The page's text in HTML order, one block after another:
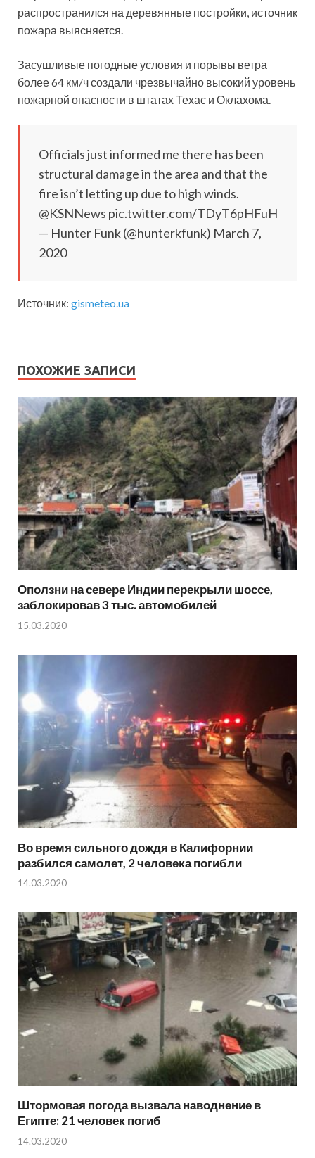
распространился на деревянные постройки, источник
пожара выясняется.
Засушливые погодные условия и порывы ветра
более 64 км/ч создали чрезвычайно высокий уровень
пожарной опасности в штатах Техас и Оклахома.
Officials just informed me there has been
structural damage in the area and that the
fire isn’t letting up due to high winds.
@KSNNews pic.twitter.com/TDyT6pHFuH
— Hunter Funk (@hunterkfunk) March 7,
2020
Источник: gismeteo.ua
ПОХОЖИЕ ЗАПИСИ
Оползни на севере Индии перекрыли шоссе,
заблокировав 3 тыс. автомобилей
15.03.2020
Во время сильного дождя в Калифорнии
разбился самолет, 2 человека погибли
14.03.2020
Штормовая погода вызвала наводнение в
Египте: 21 человек погиб
14.03.2020